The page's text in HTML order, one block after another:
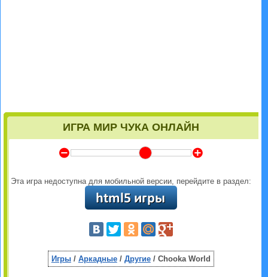
ИГРА МИР ЧУКА ОНЛАЙН
Y Z
Эта игра недоступна для мобильной версии, перейдите в раздел:
Игры/ Аркадные/ Другие/ Chooka World